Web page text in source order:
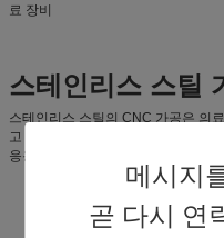
메시지
곧 다시 연
료 장비
스테인리스 스틸
스테인리스 스틸의 CNC 가공은 의
고 고강도 애플리케이션을 필요로
응용 분야에 이상적인 재료입니다.